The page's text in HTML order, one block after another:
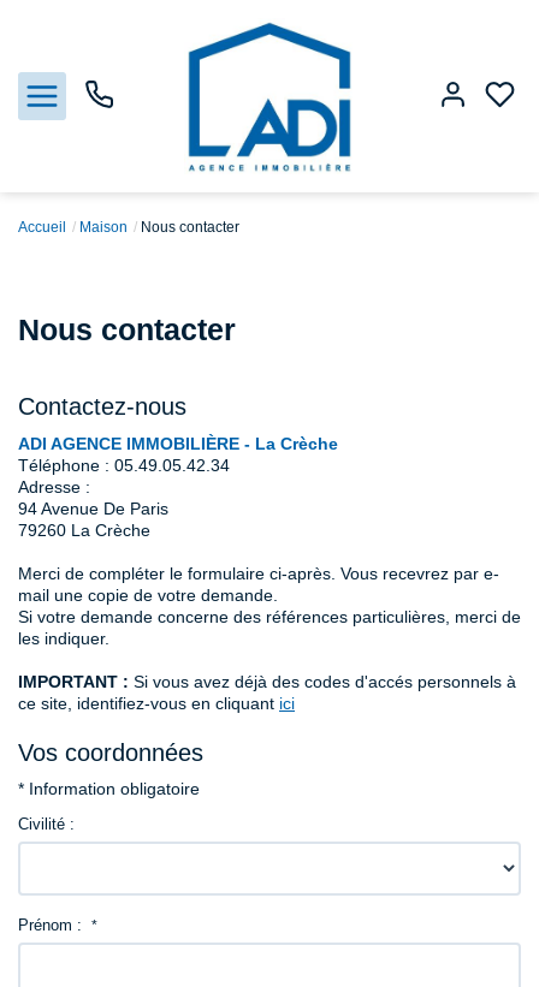
Vendre
Estimation
Agences
Gestion
Contact
Accueil Maison Nous contacter
Nous contacter
Contactez-nous
ADI AGENCE IMMOBILIÈRE - La Crèche
Téléphone : 05.49.05.42.34
Adresse :
94 Avenue De Paris
79260 La Crèche
Merci de compléter le formulaire ci-après. Vous recevrez par e-
mail une copie de votre demande.
Si votre demande concerne des références particulières, merci de
les indiquer.
IMPORTANT : Si vous avez déjà des codes d'accés personnels à
ce site, identifiez-vous en cliquant ici
Vos coordonnées
* Information obligatoire
Civilité :
Prénom : *